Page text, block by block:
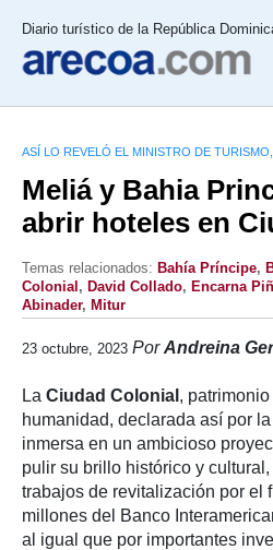
Diario turístico de la República
ASÍ LO REVELÓ EL MINISTRO DE
Meliá y Bahia
abrir hoteles en
Temas relacionados: Bahía Príncipe,
Colonial , David Collado, Encarna
Abinader, Mitur
23 octubre, 2023 PorAndreina
La Ciudad Colonial ,
humanidad, declarada así por
inmersa en un ambicioso
pulir su brillo histórico y
trabajos de revitalización por el
millones del Banco
al igual que por importantes